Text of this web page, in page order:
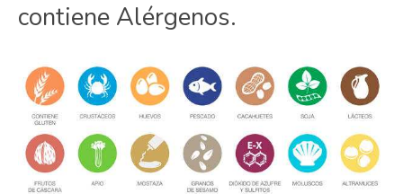
contiene Alérgenos.